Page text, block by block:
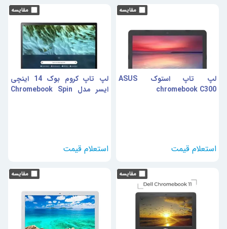
لپ تاپ استوک ASUS
chromebook C300
لپ تاپ کروم بوک 14 اینچی
ایسر مدل Chromebook Spin